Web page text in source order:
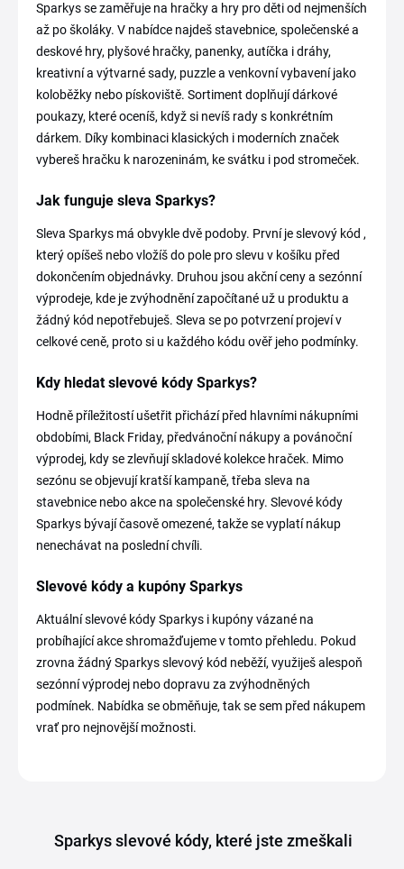
Sparkys se zaměřuje na hračky a hry pro děti od nejmenších
až po školáky. V nabídce najdeš stavebnice, společenské a
deskové hry, plyšové hračky, panenky, autíčka i dráhy,
kreativní a výtvarné sady, puzzle a venkovní vybavení jako
koloběžky nebo pískoviště. Sortiment doplňují dárkové
poukazy, které oceníš, když si nevíš rady s konkrétním
dárkem. Díky kombinaci klasických i moderních značek
vybereš hračku k narozeninám, ke svátku i pod stromeček.
Jak funguje sleva Sparkys?
Sleva Sparkys má obvykle dvě podoby. První je slevový kód ,
který opíšeš nebo vložíš do pole pro slevu v košíku před
dokončením objednávky. Druhou jsou akční ceny a sezónní
výprodeje, kde je zvýhodnění započítané už u produktu a
žádný kód nepotřebuješ. Sleva se po potvrzení projeví v
celkové ceně, proto si u každého kódu ověř jeho podmínky.
Kdy hledat slevové kódy Sparkys?
Hodně příležitostí ušetřit přichází před hlavními nákupními
obdobími, Black Friday, předvánoční nákupy a povánoční
výprodej, kdy se zlevňují skladové kolekce hraček. Mimo
sezónu se objevují kratší kampaně, třeba sleva na
stavebnice nebo akce na společenské hry. Slevové kódy
Sparkys bývají časově omezené, takže se vyplatí nákup
nenechávat na poslední chvíli.
Slevové kódy a kupóny Sparkys
Aktuální slevové kódy Sparkys i kupóny vázané na
probíhající akce shromažďujeme v tomto přehledu. Pokud
zrovna žádný Sparkys slevový kód neběží, využiješ alespoň
sezónní výprodej nebo dopravu za zvýhodněných
podmínek. Nabídka se obměňuje, tak se sem před nákupem
vrať pro nejnovější možnosti.
Sparkys slevové kódy, které jste zmeškali